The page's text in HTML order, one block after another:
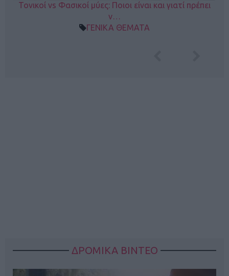
Τονικοί vs Φασικοί μύες: Ποιοι είναι και γιατί πρέπει
ν…
ΓΕΝΙΚΑ ΘΕΜΑΤΑ
ΔΡΟΜΙΚΑ ΒΙΝΤΕΟ